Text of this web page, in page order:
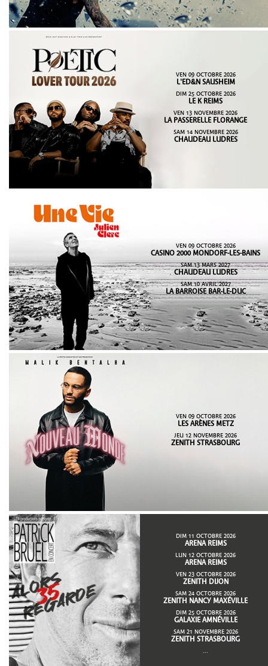
VEN 09 OCTOBRE 2026
L'ED&N SAUSHEIM
DIM 25 OCTOBRE 2026
LE K REIMS
VEN 13 NOVEMBRE 2026
LA PASSERELLE FLORANGE
SAM 14 NOVEMBRE 2026
CHAUDEAU LUDRES
VEN 09 OCTOBRE 2026
CASINO 2000 MONDORF-LES-BAINS
SAM 13 MARS 2027
CHAUDEAU LUDRES
SAM 10 AVRIL 2027
LA BARROISE BAR-LE-DUC
VEN 09 OCTOBRE 2026
LES ARÈNES METZ
JEU 12 NOVEMBRE 2026
ZENITH STRASBOURG
DIM 11 OCTOBRE 2026
ARENA REIMS
LUN 12 OCTOBRE 2026
ARENA REIMS
VEN 23 OCTOBRE 2026
ZENITH DIJON
SAM 24 OCTOBRE 2026
ZENITH NANCY MAXÉVILLE
DIM 25 OCTOBRE 2026
GALAXIE AMNÉVILLE
SAM 21 NOVEMBRE 2026
ZENITH STRASBOURG